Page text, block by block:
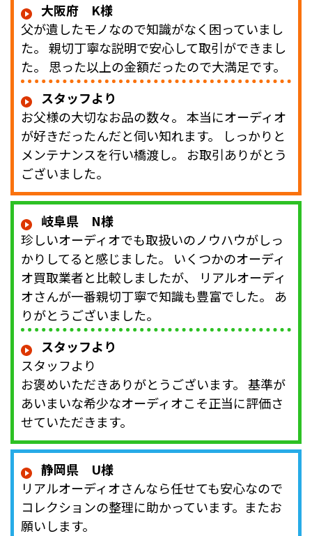
大阪府 K様
父が遺したモノなので知識がなく困っていまし
た。 親切丁寧な説明で安心して取引ができまし
た。 思った以上の金額だったので大満足です。
スタッフより
お父様の大切なお品の数々。 本当にオーディオ
が好きだったんだと伺い知れます。 しっかりと
メンテナンスを行い橋渡し。 お取引ありがとう
ございました。
岐阜県 N様
珍しいオーディオでも取扱いのノウハウがしっ
かりしてると感じました。 いくつかのオーディ
オ買取業者と比較しましたが、 リアルオーディ
オさんが一番親切丁寧で知識も豊富でした。 あ
りがとうございました。
スタッフより
スタッフより
お褒めいただきありがとうございます。 基準が
あいまいな希少なオーディオこそ正当に評価さ
せていただきます。
静岡県 U様
リアルオーディオさんなら任せても安心なので
コレクションの整理に助かっています。またお
願いします。